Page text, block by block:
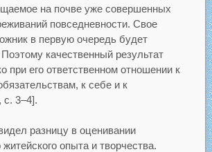
на почве уже совершенных
повседневности. Свое
в первую очередь будет
качественный результат
при его ответственном отношении к
к себе и к
3–4].
разницу в оценивании
опыта и творчества.